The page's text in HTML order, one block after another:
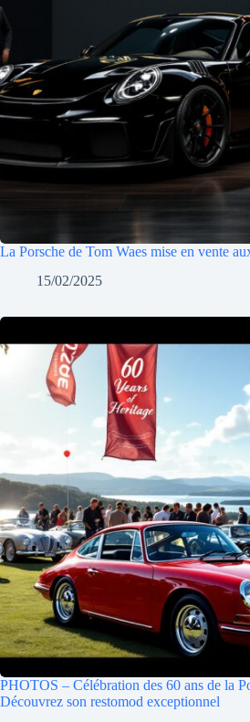
La Porsche de Tom Waes mise en vente
15/02/2025
PHOTOS – Célébration des 60 ans de la
Découvrez son restomod exceptionnel